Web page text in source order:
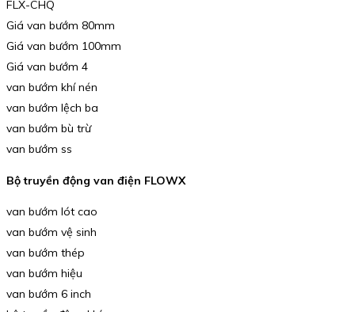
FLX-CHQ
Giá van bướm 80mm
Giá van bướm 100mm
Giá van bướm 4
van bướm khí nén
van bướm lệch ba
van bướm bù trừ
van bướm ss
Bộ truyền động van điện FLOWX
van bướm lót cao
van bướm vệ sinh
van bướm thép
van bướm hiệu
van bướm 6 inch